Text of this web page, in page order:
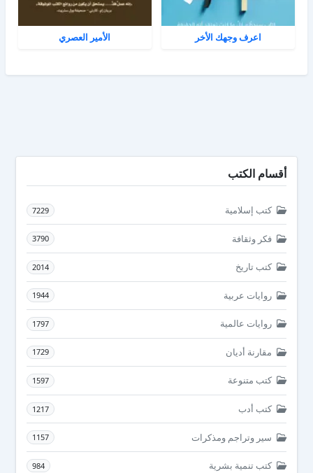
اعرف وجهك الأخر الأمير العصري
أقسام الكتب
كتب إسلامية 7229
فكر وثقافة 3790
كتب تاريخ 2014
روايات عربية 1944
روايات عالمية 1797
مقارنة أديان 1729
كتب متنوعة 1597
كتب أدب 1217
سير وتراجم ومذكرات 1157
كتب تنمية بشرية 984